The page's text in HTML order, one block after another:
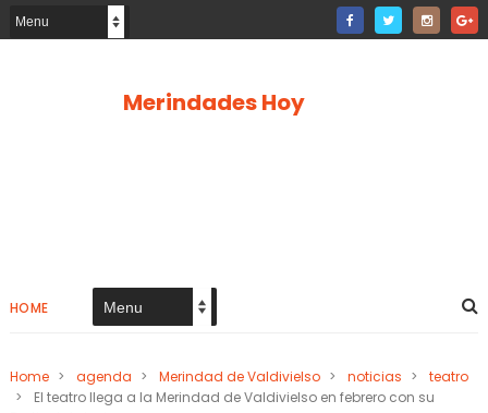
Merindades Hoy
HOME
Home > agenda > Merindad de Valdivielso > noticias >
teatro
>
El teatro llega a la Merindad de Valdivielso en febrero con su